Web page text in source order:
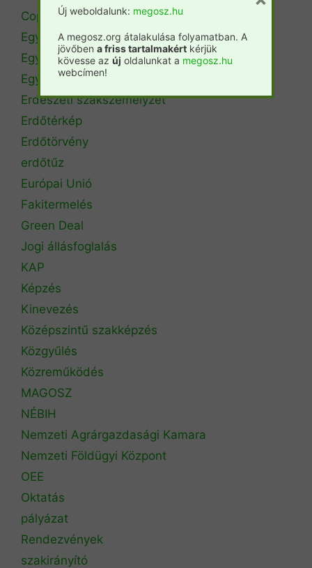
Copa Cogeca
Egyéb
Egyetemi hírek
Egyetemi szintű oktatás
Erdészeti szakszemélyzet
Erdőtérkép
Erdőtörvény
erdőtűz
Európai Unió
Fakitermelés
Green Deal
Jogi állásfoglalás
KAP
Képzés
Kinevezés
Középszintű szakképzés
Közgyűlés
Közreműködés
MAGOSZ
NÉBIH
Nemzeti Agrárgazdasági Kamara
Nemzeti Földügyi Központ
OEE
Oktatás
pályázat
Rendezvények
szakirányító
Új weboldalunk: megosz.hu
A megosz.org átalakulása folyamatban. A
jövőben a friss tartalmakért kérjük
kövesse az új oldalunkat a megosz.hu
webcímen!